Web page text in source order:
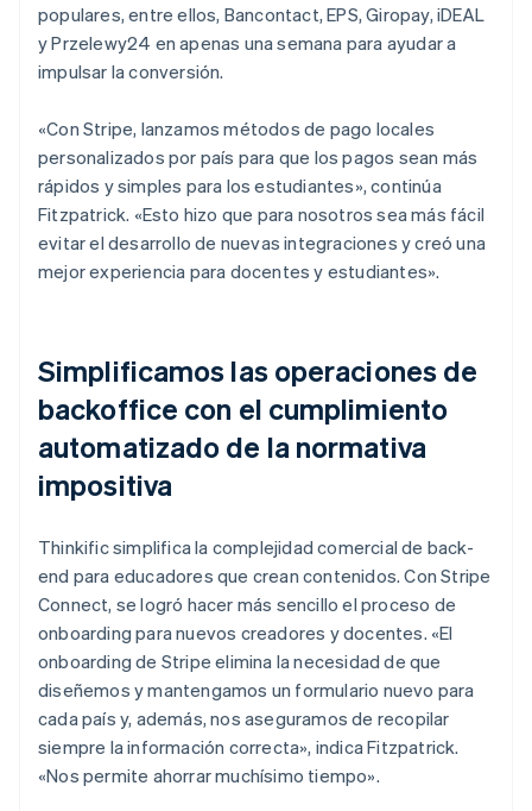
populares, entre ellos, Bancontact, EPS, Giropay, iDEAL
y Przelewy24 en apenas una semana para ayudar a
impulsar la conversión.
«Con Stripe, lanzamos métodos de pago locales
personalizados por país para que los pagos sean más
rápidos y simples para los estudiantes», continúa
Fitzpatrick. «Esto hizo que para nosotros sea más fácil
evitar el desarrollo de nuevas integraciones y creó una
mejor experiencia para docentes y estudiantes».
Simplificamos las operaciones de
backoffice con el cumplimiento
automatizado de la normativa
impositiva
Thinkific simplifica la complejidad comercial de back-
end para educadores que crean contenidos. Con Stripe
Connect, se logró hacer más sencillo el proceso de
onboarding para nuevos creadores y docentes. «El
onboarding de Stripe elimina la necesidad de que
diseñemos y mantengamos un formulario nuevo para
cada país y, además, nos aseguramos de recopilar
siempre la información correcta», indica Fitzpatrick.
«Nos permite ahorrar muchísimo tiempo».